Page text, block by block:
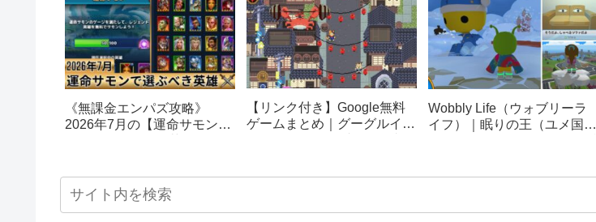
《無課金エンパズ攻略》
2026年7月の【運命サモン】
【リンク付き】Google無料
ゲームまとめ｜グーグルイー
Wobbly Life（ウォブリーラ
イフ）｜眠りの王（ユメ国の